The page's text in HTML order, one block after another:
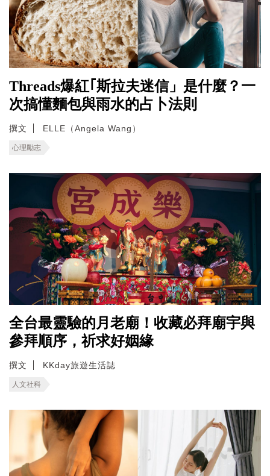
Threads爆紅｢斯拉夫迷信」是什麼？一
次搞懂麵包與雨水的占卜法則
撰文 ELLE（Angela Wang）
心理勵志
全台最靈驗的月老廟！收藏必拜廟宇與
參拜順序，祈求好姻緣
撰文 KKday旅遊生活誌
人文社科